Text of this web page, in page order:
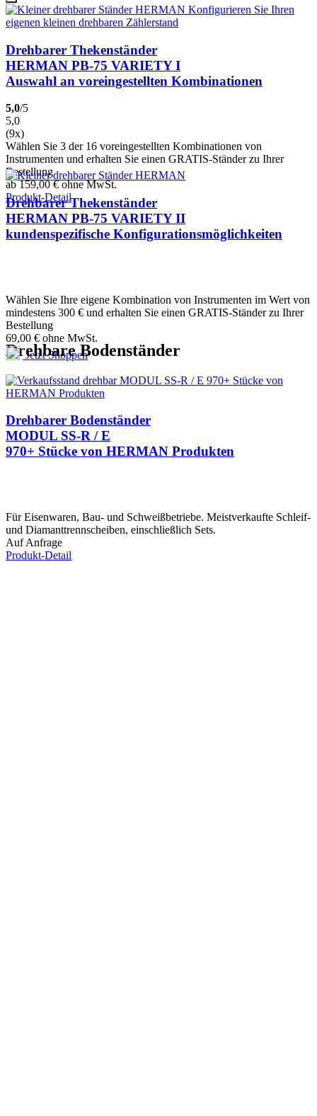
Drehbarer Thekenständer
HERMAN PB-75 VARIETY I
Auswahl an voreingestellten Kombinationen
5,0/5
5,0
(9x)
Wählen Sie 3 der 16 voreingestellten Kombinationen von
Instrumenten und erhalten Sie einen GRATIS-Ständer zu Ihrer
Bestellung
ab 159,00€ohne MwSt.
Produkt-Detail
Drehbarer Thekenständer
HERMAN PB-75 VARIETY II
kundenspezifische Konfigurationsmöglichkeiten
Wählen Sie Ihre eigene Kombination von Instrumenten im Wert von
mindestens 300 € und erhalten Sie einen GRATIS-Ständer zu Ihrer
Bestellung
69,00 € ohne MwSt.
Jetzt Shoppen
Drehbare Bodenständer
Drehbarer Bodenständer
MODUL SS-R / E
970+ Stücke von HERMAN Produkten
Für Eisenwaren, Bau- und Schweißbetriebe. Meistverkaufte Schleif-
und Diamanttrennscheiben, einschließlich Sets.
Auf Anfrage
Produkt-Detail